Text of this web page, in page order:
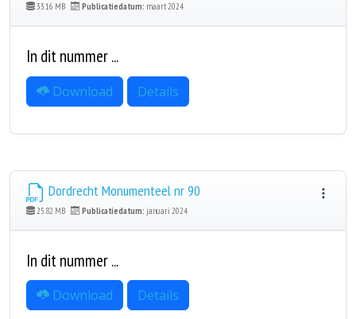
33.16 MB Publicatiedatum: maart 2024
In dit nummer ...
Download Details
Dordrecht Monumenteel nr 90
25.82 MB Publicatiedatum: januari 2024
In dit nummer ...
Download Details